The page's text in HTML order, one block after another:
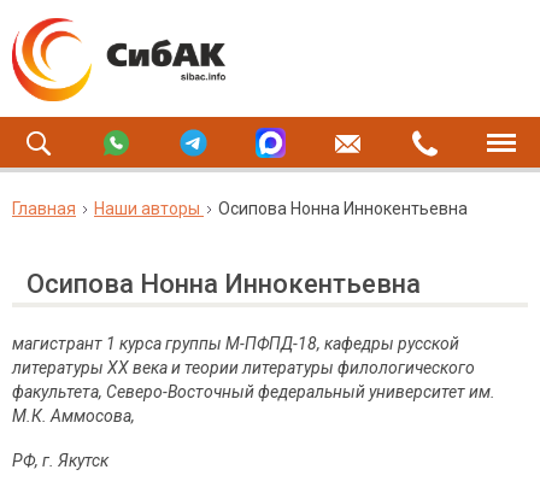
Главная Наши авторы Осипова Нонна Иннокентьевна
Осипова Нонна Иннокентьевна
магистрант 1 курса группы М-ПФПД-18, кафедры русской
литературы XX века и теории литературы филологического
факультета, Северо-Восточный федеральный университет им.
М.К. Аммосова,
РФ, г. Якутск